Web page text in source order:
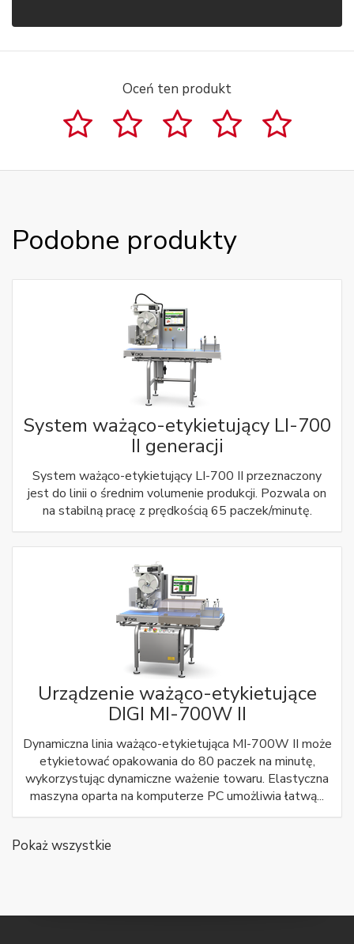
Oceń ten produkt
Podobne produkty
System ważąco-etykietujący LI-700
II generacji
System ważąco-etykietujący LI-700 II przeznaczony
jest do linii o średnim volumenie produkcji. Pozwala on
na stabilną pracę z prędkością 65 paczek/minutę.
Urządzenie ważąco-etykietujące
DIGI MI-700W II
Dynamiczna linia ważąco-etykietująca MI-700W II może
etykietować opakowania do 80 paczek na minutę,
wykorzystując dynamiczne ważenie towaru. Elastyczna
maszyna oparta na komputerze PC umożliwia łatwą...
Pokaż wszystkie